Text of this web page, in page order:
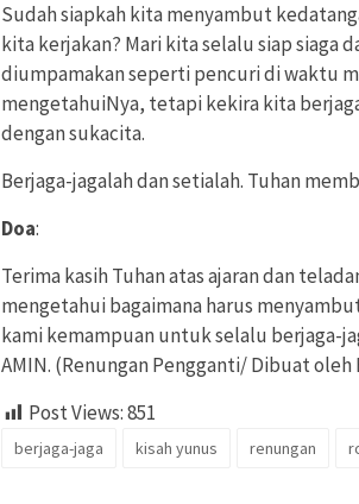
Sudah siapkah kita menyambut
kita kerjakan? Mari kita selalu siap siaga
diumpamakan seperti pencuri di waktu
mengetahuiNya, tetapi kekira kita
dengan sukacita.
Berjaga-jagalah dan setialah. Tuhan
Doa:
Terima kasih Tuhan atas ajaran dan
mengetahui bagaimana harus
kami kemampuan untuk selalu berjaga-
AMIN. (Renungan Pengganti/ Dibuat oleh
Post Views:851
berjaga-jaga kisah yunus renungan